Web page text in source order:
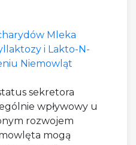
Mleka
i Lakto-N-
Niemowląt
sekretora
wpływowy u
rozwojem
mogą